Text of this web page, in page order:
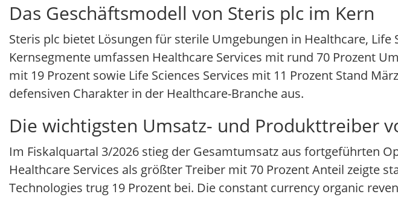
Das Geschäftsmodell von Steris plc im Kern
Steris plc bietet Lösungen für sterile Umgebungen in Healthcare,
Kernsegmente umfassen Healthcare Services mit rund 70 Prozent
mit 19 Prozent sowie Life Sciences Services mit 11 Prozent Stand
defensiven Charakter in der Healthcare-Branche aus.
Die wichtigsten Umsatz- und Produkttreiber
Im Fiskalquartal 3/2026 stieg der Gesamtumsatz aus fortgeführten
Healthcare Services als größter Treiber mit 70 Prozent Anteil zeigte
Technologies trug 19 Prozent bei. Die constant currency organic